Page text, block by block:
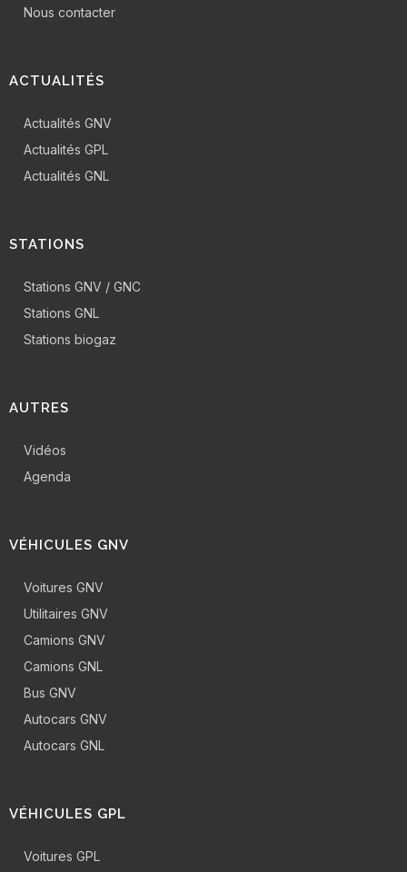
Nous contacter
ACTUALITÉS
Actualités GNV
Actualités GPL
Actualités GNL
STATIONS
Stations GNV / GNC
Stations GNL
Stations biogaz
AUTRES
Vidéos
Agenda
VÉHICULES GNV
Voitures GNV
Utilitaires GNV
Camions GNV
Camions GNL
Bus GNV
Autocars GNV
Autocars GNL
VÉHICULES GPL
Voitures GPL